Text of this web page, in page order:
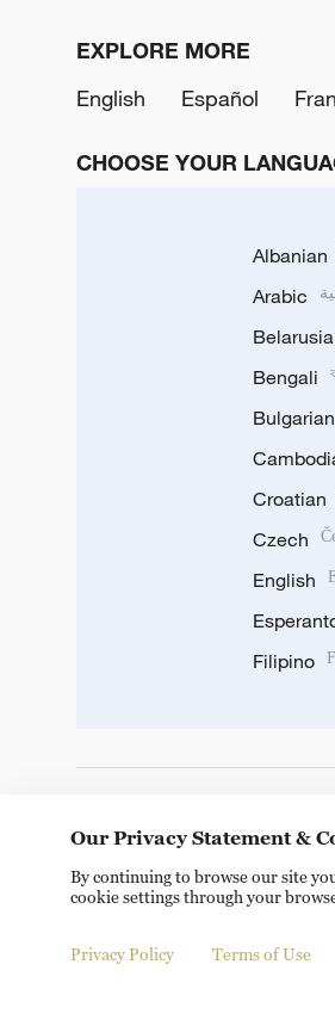
EXPLORE MORE
English
Español
CHOOSE YOUR
Albanian
Arabic
Bengali
Bulgarian
Croatian
Czech
English
Filipino
© China Radio International.CRI.
Our Privacy Statement &
By continuing to browse our site
cookie settings through your
Privacy Policy Terms of Use